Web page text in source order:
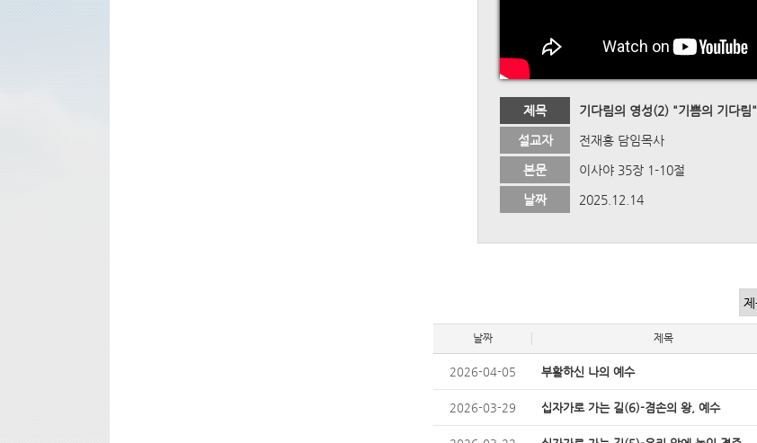
제목 기다림의 영성(2) "기쁨의 기다림"
설교자 전재홍 담임목사
본문 이사야 35장 1-10절
날짜 2025.12.14
날짜 제목
2026-04-05 부활하신 나의 예수
2026-03-29 십자가로 가는 길(6)-겸손의 왕, 예수